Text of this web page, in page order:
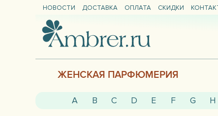
НОВОСТИ ДОСТАВКА ОПЛАТА СКИДКИ
ЖЕНСКАЯ ПАРФЮМЕРИЯ
A B C D E F G H